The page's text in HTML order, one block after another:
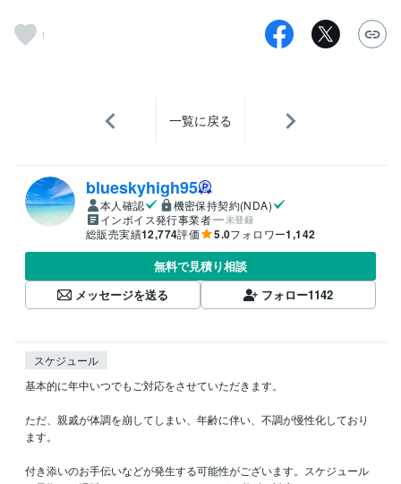
1
一覧に戻る
blueskyhigh95
本人確認
機密保持契約(NDA)
インボイス発行事業者
未登録
総販売実績12,774評価 5.0フォロワー1,142
無料で見積り相談
メッセージを送る
フォロー1142
スケジュール
基本的に年中いつでもご対応をさせていただきます。
ただ、親戚が体調を崩してしまい、年齢に伴い、不調が慢性化しており
ます。
付き添いのお手伝いなどが発生する可能性がございます。スケジュール